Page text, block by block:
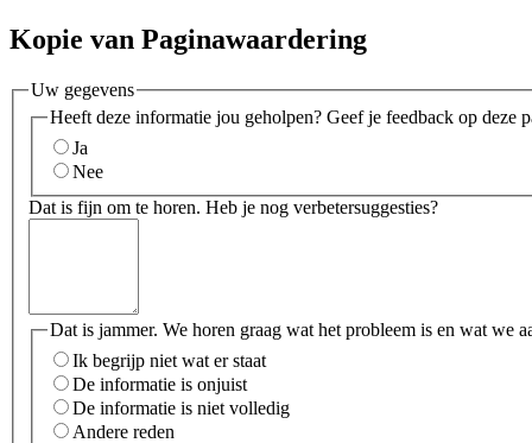
Kopie van Paginawaardering
Uw gegevens
Heeft deze informatie jou geholpen? Geef je feedback op deze
Ja
Nee
Dat is fijn om te horen. Heb je nog verbetersuggesties?
Dat is jammer. We horen graag wat het probleem is en wat we
Ik begrijp niet wat er staat
De informatie is onjuist
De informatie is niet volledig
Andere reden